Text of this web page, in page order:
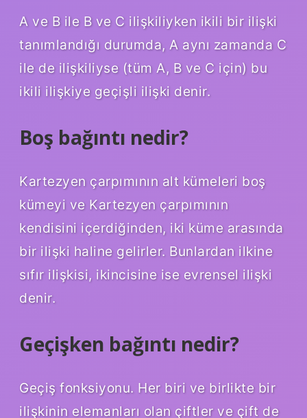
A ve B ile B ve C ilişkiliyken ikili bir ilişki
tanımlandığı durumda, A aynı zamanda C
ile de ilişkiliyse (tüm A, B ve C için) bu
ikili ilişkiye geçişli ilişki denir.
Boş bağıntı nedir?
Kartezyen çarpımının alt kümeleri boş
kümeyi ve Kartezyen çarpımının
kendisini içerdiğinden, iki küme arasında
bir ilişki haline gelirler. Bunlardan ilkine
sıfır ilişkisi, ikincisine ise evrensel ilişki
denir.
Geçişken bağıntı nedir?
Geçiş fonksiyonu. Her biri ve birlikte bir
ilişkinin elemanları olan çiftler ve çift de